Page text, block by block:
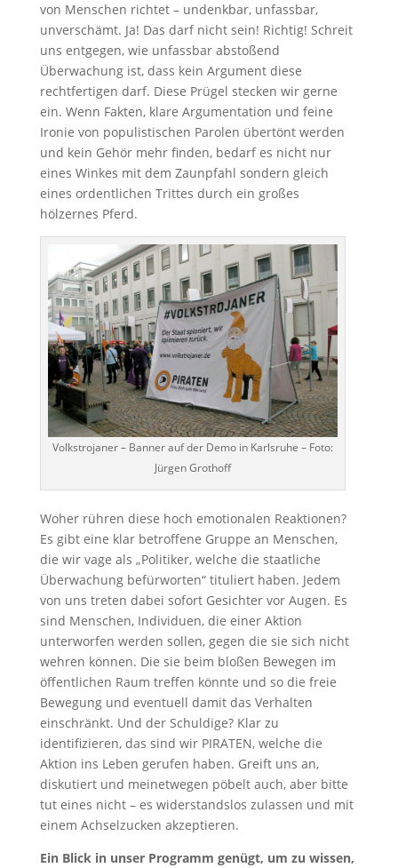
von Menschen richtet – undenkbar, unfassbar,
unverschämt. Ja! Das darf nicht sein! Richtig! Schreit
uns entgegen, wie unfassbar abstoßend
Überwachung ist, dass kein Argument diese
rechtfertigen darf. Diese Prügel stecken wir gerne
ein. Wenn Fakten, klare Argumentation und feine
Ironie von populistischen Parolen übertönt werden
und kein Gehör mehr finden, bedarf es nicht nur
eines Winkes mit dem Zaunpfahl sondern gleich
eines ordentlichen Trittes durch ein großes
hölzernes Pferd.
Volkstrojaner – Banner auf der Demo in Karlsruhe – Foto:
Jürgen Grothoff
Woher rühren diese hoch emotionalen Reaktionen?
Es gibt eine klar betroffene Gruppe an Menschen,
die wir vage als „Politiker, welche die staatliche
Überwachung befürworten“ tituliert haben. Jedem
von uns treten dabei sofort Gesichter vor Augen. Es
sind Menschen, Individuen, die einer Aktion
unterworfen werden sollen, gegen die sie sich nicht
wehren können. Die sie beim bloßen Bewegen im
öffentlichen Raum treffen könnte und so die freie
Bewegung und eventuell damit das Verhalten
einschränkt. Und der Schuldige? Klar zu
identifizieren, das sind wir PIRATEN, welche die
Aktion ins Leben gerufen haben. Greift uns an,
diskutiert und meinetwegen pöbelt auch, aber bitte
tut eines nicht – es widerstandslos zulassen und mit
einem Achselzucken akzeptieren.
Ein Blick in unser Programm genügt, um zu wissen,